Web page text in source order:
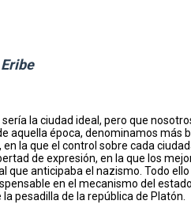
la ciudad ideal, pero que
época, denominamos más
la que el control sobre cada
de expresión, en la que los
que anticipaba el nazismo. Todo
en el mecanismo del
pesadilla de la república de Platón.